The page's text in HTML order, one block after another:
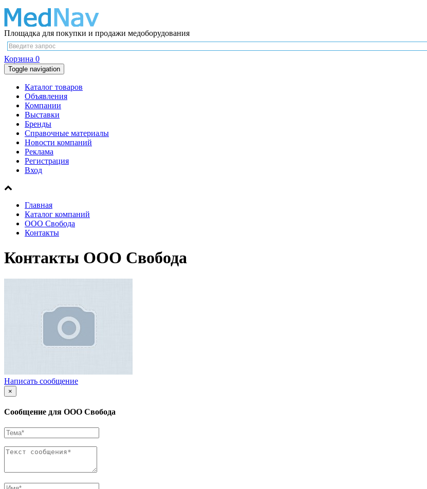
Площадка для покупки и продажи медоборудования
Корзина 0
Toggle navigation
Каталог товаров
Объявления
Компании
Выставки
Бренды
Справочные материалы
Новости компаний
Реклама
Регистрация
Вход
Главная
Каталог компаний
ООО Свобода
Контакты
Контакты ООО Свобода
Написать сообщение
×
Сообщение для ООО Свобода